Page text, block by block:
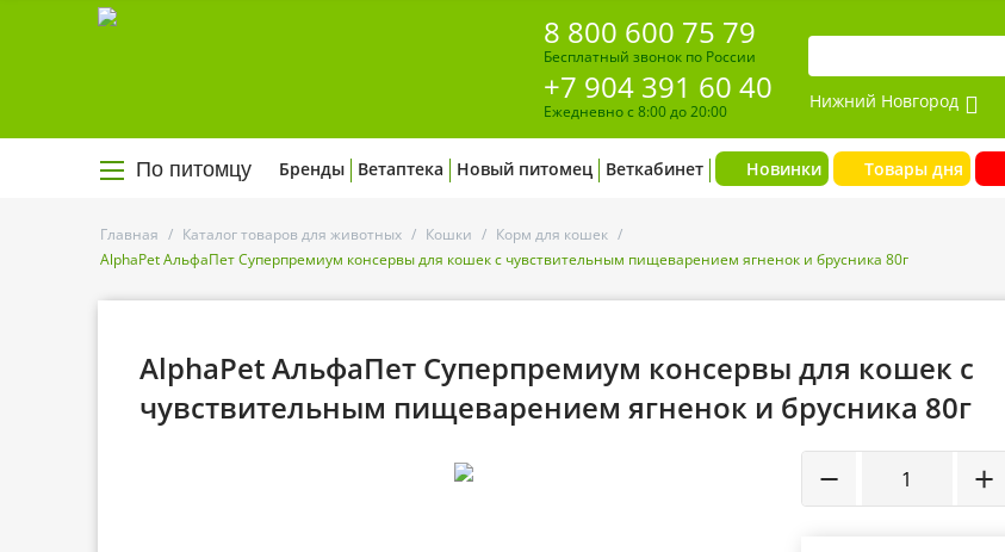
8 800 600 75 79
Бесплатный звонок по России
+7 904 391 60 40
Ежедневно с 8:00 до 20:00 Нижний Новгород
По питомцу Бренды Ветаптека Новый питомец Веткабинет Новинки Товары дня
Главная / Каталог товаров для животных / Кошки / Корм для кошек /
AlphaPet АльфаПет Суперпремиум консервы для кошек с чувствительным пищеварением ягненок и брусника 80г
AlphaPet АльфаПет Суперпремиум консервы для кошек с
чувствительным пищеварением ягненок и брусника 80г
+
−